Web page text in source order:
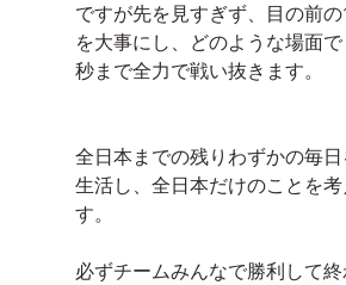
ですが先を見すぎず、目の前の
を大事にし、どのような場面で
秒まで全力で戦い抜きます。
全日本までの残りわずかの毎日
生活し、全日本だけのことを考
す。
必ずチームみんなで勝利して